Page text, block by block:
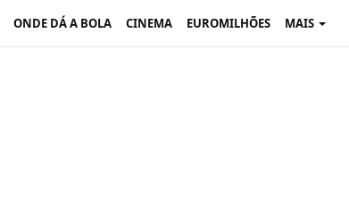
ONDE DÁ A BOLA CINEMA EUROMILHÕES MAIS